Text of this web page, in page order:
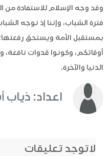
وقد وجه الإسلام للاستفادة من
فترة الشباب، وإننا إذ نوجه
بمستقبل الأمة ويستحق رفعتها؛
أوقاتكم، وكونوا قدوات نافعة،
الدنيا والآخرة.
اعداد: ذياب
لاتوجد تعليقات